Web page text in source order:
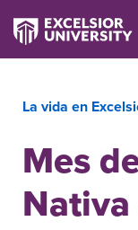
La vida en
Mes